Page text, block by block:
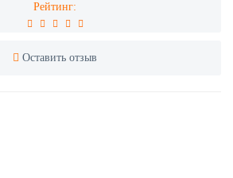
Рейтинг:
Оставить отзыв